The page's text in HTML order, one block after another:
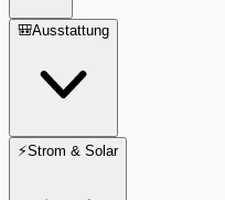
🎒Ausstattung
⚡Strom & Solar